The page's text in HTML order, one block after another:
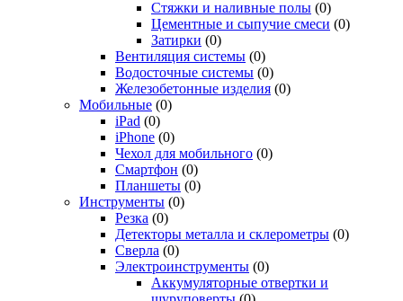
Стяжки и наливные полы (0)
Цементные и сыпучие смеси (0)
Затирки (0)
Вентиляция системы (0)
Водосточные системы (0)
Железобетонные изделия (0)
Мобильные (0)
iPad (0)
iPhone (0)
Чехол для мобильного (0)
Смартфон (0)
Планшеты (0)
Инструменты (0)
Резка (0)
Детекторы металла и склерометры (0)
Сверла (0)
Электроинструменты (0)
Аккумуляторные отвертки и